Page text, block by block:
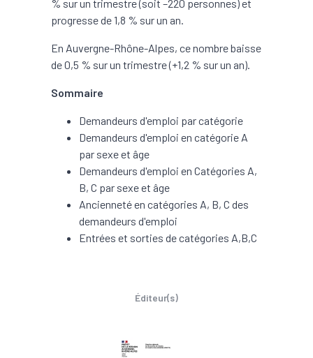
% sur un trimestre (soit –220 personnes) et
progresse de 1,8 % sur un an.
En Auvergne-Rhône-Alpes, ce nombre baisse
de 0,5 % sur un trimestre (+1,2 % sur un an).
Sommaire
Demandeurs d'emploi par catégorie
Demandeurs d'emploi en catégorie A
par sexe et âge
Demandeurs d'emploi en Catégories A,
B, C par sexe et âge
Ancienneté en catégories A, B, C des
demandeurs d'emploi
Entrées et sorties de catégories A,B,C
Éditeur(s)